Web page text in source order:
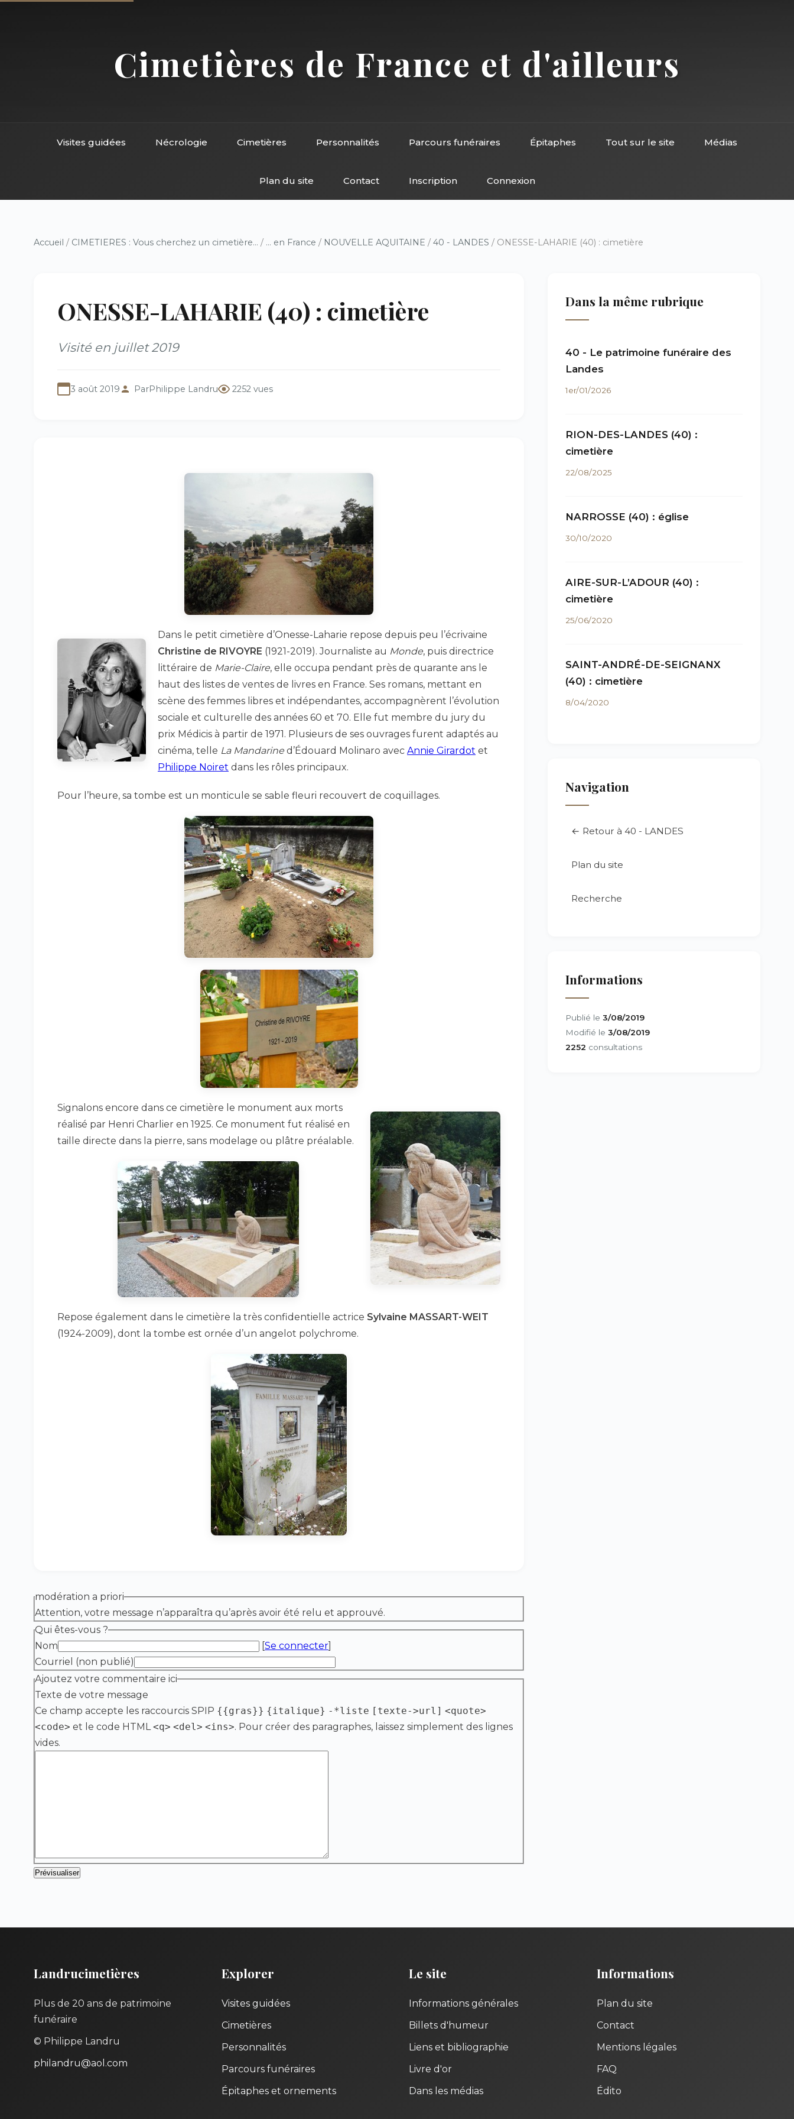
Cimetières de France et d'ailleurs
Visites guidées Nécrologie Cimetières Personnalités Parcours funéraires Épitaphes Tout sur le site Médias
Plan du site Contact Inscription Connexion
Accueil / CIMETIERES : Vous cherchez un cimetière... / ... en France / NOUVELLE AQUITAINE / 40 - LANDES / ONESSE-LAHARIE (40) : cimetière
ONESSE-LAHARIE (40) : cimetière
Visité en juillet 2019
3 août 2019 ParPhilippe Landru 2252 vues
Dans le petit cimetière d’Onesse-Laharie repose depuis peu l’écrivaine
Christine de RIVOYRE (1921-2019). Journaliste au Monde, puis directrice
littéraire de Marie-Claire, elle occupa pendant près de quarante ans le
haut des listes de ventes de livres en France. Ses romans, mettant en
scène des femmes libres et indépendantes, accompagnèrent l’évolution
sociale et culturelle des années 60 et 70. Elle fut membre du jury du
prix Médicis à partir de 1971. Plusieurs de ses ouvrages furent adaptés au
cinéma, telle La Mandarine d’Édouard Molinaro avec Annie Girardot et
Philippe Noiret dans les rôles principaux.
Pour l’heure, sa tombe est un monticule se sable fleuri recouvert de coquillages.
Signalons encore dans ce cimetière le monument aux morts
réalisé par Henri Charlier en 1925. Ce monument fut réalisé en
taille directe dans la pierre, sans modelage ou plâtre préalable.
Repose également dans le cimetière la très confidentielle actrice Sylvaine MASSART-WEIT
(1924-2009), dont la tombe est ornée d’un angelot polychrome.
modération a priori
Attention, votre message n’apparaîtra qu’après avoir été relu et approuvé.
Qui êtes-vous ?
Nom
[Se connecter]
Courriel (non publié)
Ajoutez votre commentaire ici
Texte de votre message
Ce champ accepte les raccourcis SPIP {{gras}} {italique} -*liste [texte->url] <quote>
<code> et le code HTML<q> <del> <ins>. Pour créer des paragraphes, laissez simplement des lignes
vides.
Dans la même rubrique
40 - Le patrimoine funéraire des
Landes
1er/01/2026
RION-DES-LANDES (40) :
cimetière
22/08/2025
NARROSSE (40) : église
30/10/2020
AIRE-SUR-L’ADOUR (40) :
cimetière
25/06/2020
SAINT-ANDRÉ-DE-SEIGNANX
(40) : cimetière
8/04/2020
Navigation
← Retour à 40 - LANDES
Plan du site
Recherche
Informations
Publié le 3/08/2019
Modifié le 3/08/2019
2252 consultations
Landrucimetières
Plus de 20 ans de patrimoine
funéraire
© Philippe Landru
philandru@aol.com
Explorer
Visites guidées
Cimetières
Personnalités
Parcours funéraires
Épitaphes et ornements
Le site
Informations générales
Billets d'humeur
Liens et bibliographie
Livre d'or
Dans les médias
Informations
Plan du site
Contact
Mentions légales
FAQ
Édito